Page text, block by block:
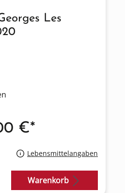
Les
Lebensmittelangaben
€*
Warenkorb